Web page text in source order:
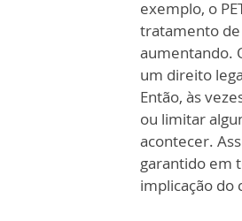
exemplo, o
tratamento de
aumentando.
um direito
Então, às
ou limitar
acontecer.
garantido em
implicação do